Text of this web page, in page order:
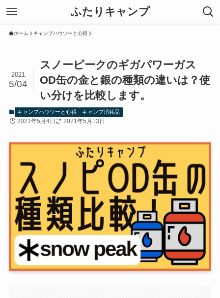
ふたりキャンプ
ホーム キャンプハウツーと心得
スノーピークのギガパワーガス
OD缶の金と銀の種類の違いは？使
い分けを比較します。
2021
5/04
キャンプハウツーと心得 キャンプ消耗品
2021年5月4日 2021年5月13日